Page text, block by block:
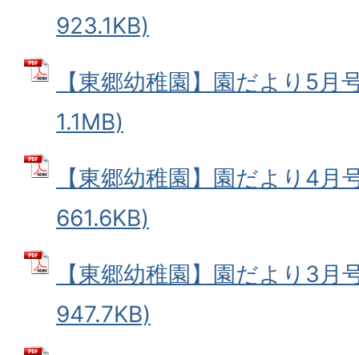
923.1KB)
【東郷幼稚園】園だより5月
1.1MB)
【東郷幼稚園】園だより4月
661.6KB)
【東郷幼稚園】園だより3月
947.7KB)